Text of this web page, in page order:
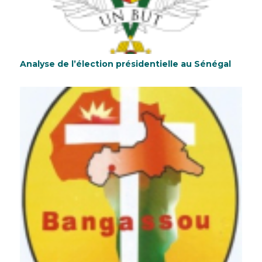
Analyse de l’élection présidentielle au Sénégal